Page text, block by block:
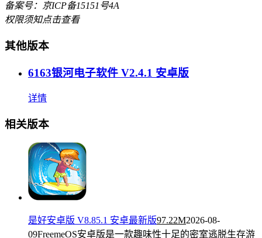
备案号：京ICP备15151号4A
权限须知点击查看
其他版本
6163银河电子软件 V2.4.1 安卓版
详情
相关版本
是好安卓版 V8.85.1 安卓最新版97.22M2026-08-
09FreemeOS安卓版是一款趣味性十足的密室逃脱生存游